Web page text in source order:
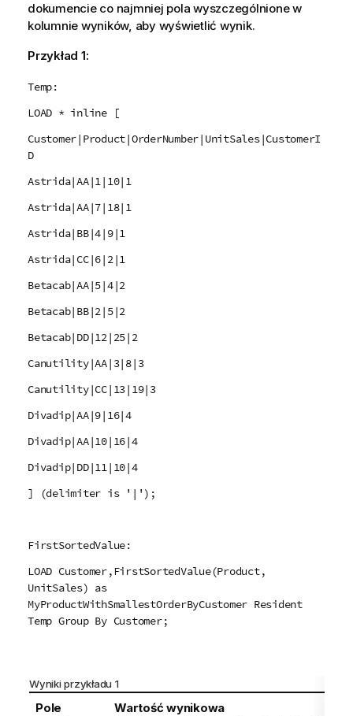
dokumencie co najmniej pola wyszczególnione w
kolumnie wyników, aby wyświetlić wynik.
Przykład 1:
Temp:
LOAD * inline [
Customer|Product|OrderNumber|UnitSales|CustomerI
D
Astrida|AA|1|10|1
Astrida|AA|7|18|1
Astrida|BB|4|9|1
Astrida|CC|6|2|1
Betacab|AA|5|4|2
Betacab|BB|2|5|2
Betacab|DD|12|25|2
Canutility|AA|3|8|3
Canutility|CC|13|19|3
Divadip|AA|9|16|4
Divadip|AA|10|16|4
Divadip|DD|11|10|4
] (delimiter is '|');
FirstSortedValue:
LOAD Customer,FirstSortedValue(Product,
UnitSales) as
MyProductWithSmallestOrderByCustomer Resident
Temp Group By Customer;
Wyniki przykładu 1
Pole
Wartość wynikowa